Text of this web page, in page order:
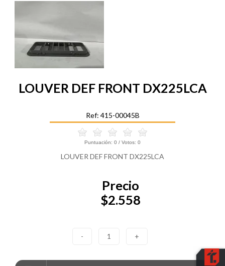
LOUVER DEF FRONT DX225LCA
Ref: 415-00045B
Puntuación: 0 / Votos: 0
LOUVER DEF FRONT DX225LCA
Precio
$2.558
- 1 +